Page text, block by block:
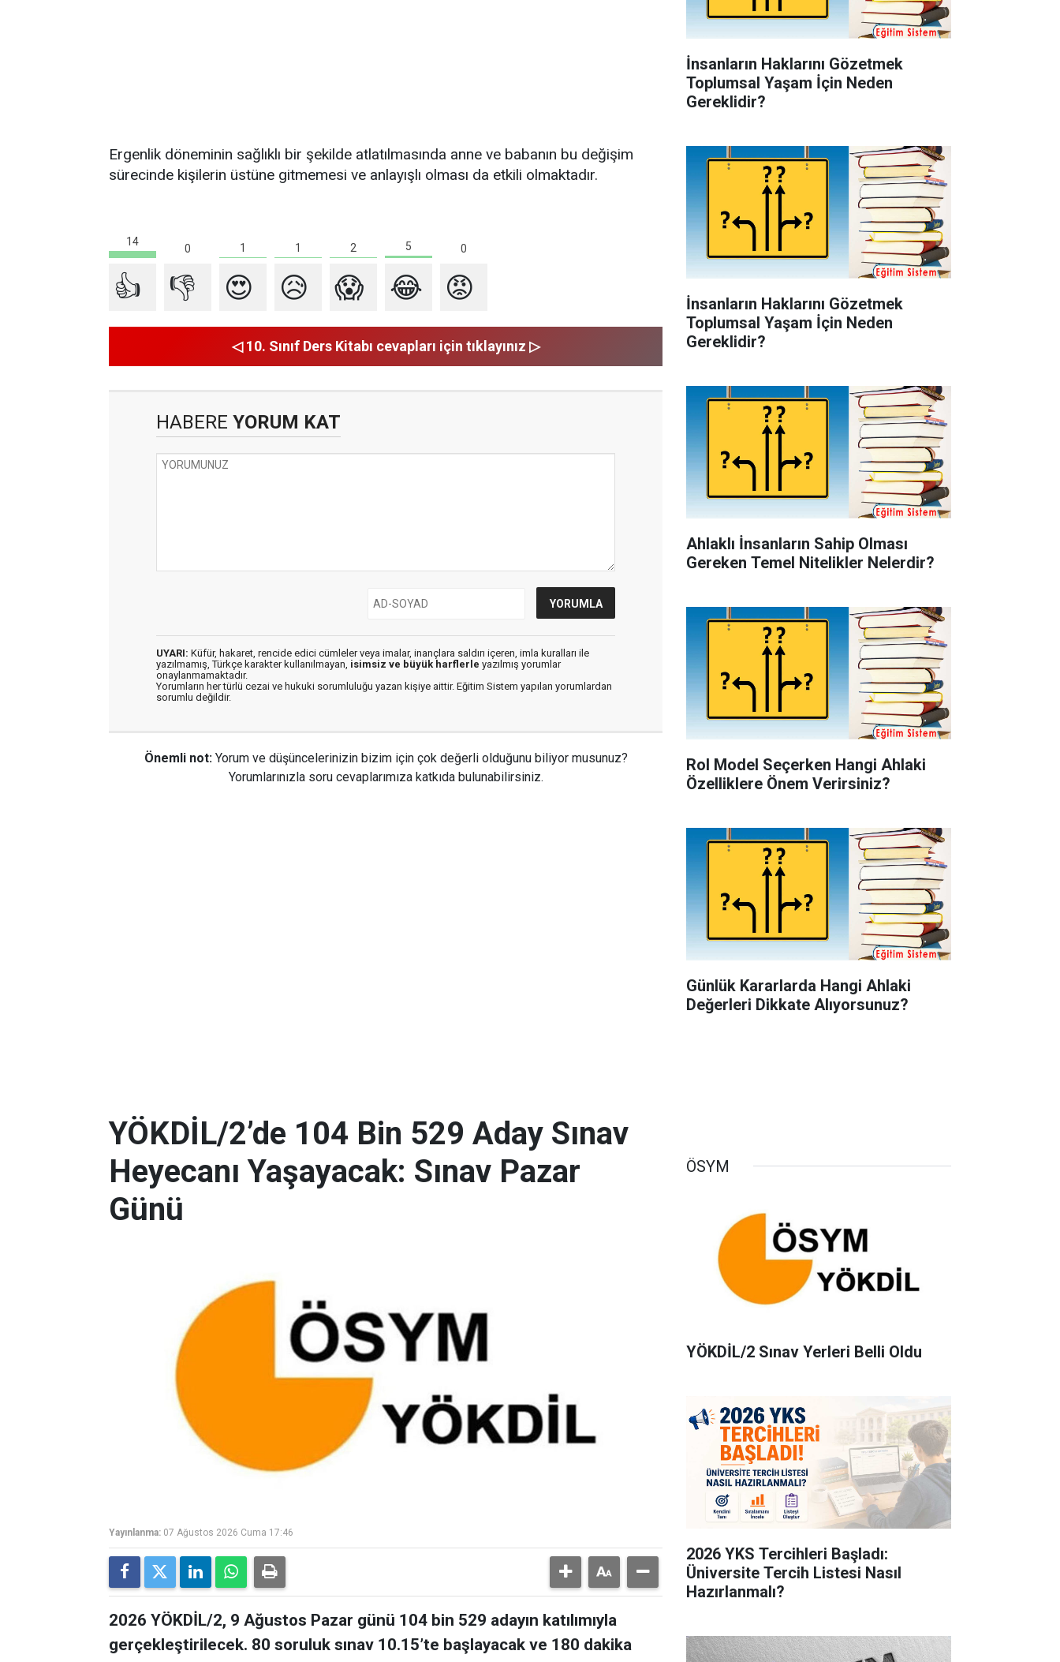
Ergenlik döneminin sağlıklı bir şekilde atlatılmasında anne ve babanın bu değişim
sürecinde kişilerin üstüne gitmemesi ve anlayışlı olması da etkili olmaktadır.
14
0 1 1 2 5 0
👍 👎 😍 😥 😱 😂 😡
◁ 10. Sınıf Ders Kitabı cevapları için tıklayınız ▷
HABERE YORUM KAT
UYARI: Küfür, hakaret, rencide edici cümleler veya imalar, inançlara saldırı içeren, imla kuralları ile
yazılmamış, Türkçe karakter kullanılmayan, isimsiz ve büyük harflerle yazılmış yorumlar
onaylanmamaktadır.
Yorumların her türlü cezai ve hukuki sorumluluğu yazan kişiye aittir. Eğitim Sistem yapılan yorumlardan
sorumlu değildir.
Önemli not: Yorum ve düşüncelerinizin bizim için çok değerli olduğunu biliyor musunuz?
Yorumlarınızla soru cevaplarımıza katkıda bulunabilirsiniz.
İnsanların Haklarını Gözetmek
Toplumsal Yaşam İçin Neden
Gereklidir?
İnsanların Haklarını Gözetmek
Toplumsal Yaşam İçin Neden
Gereklidir?
Ahlaklı İnsanların Sahip Olması
Gereken Temel Nitelikler Nelerdir?
Rol Model Seçerken Hangi Ahlaki
Özelliklere Önem Verirsiniz?
Günlük Kararlarda Hangi Ahlaki
Değerleri Dikkate Alıyorsunuz?
YÖKDİL/2’de 104 Bin 529 Aday Sınav
Heyecanı Yaşayacak: Sınav Pazar
Günü
Yayınlanma: 07 Ağustos 2026 Cuma 17:46
2026 YÖKDİL/2, 9 Ağustos Pazar günü 104 bin 529 adayın katılımıyla
gerçekleştirilecek. 80 soruluk sınav 10.15’te başlayacak ve 180 dakika
ÖSYM
YÖKDİL/2 Sınav Yerleri Belli Oldu
2026 YKS Tercihleri Başladı:
Üniversite Tercih Listesi Nasıl
Hazırlanmalı?